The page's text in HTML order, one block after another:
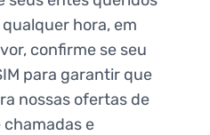
hora, em
confirme se seu
para garantir que
nossas ofertas de
e